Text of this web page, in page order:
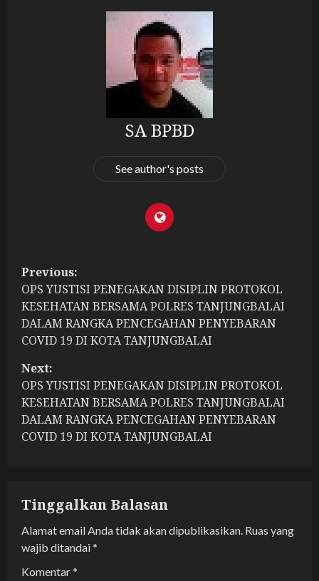
SA BPBD
See author's posts
P
o
s
t
n
a
v
g
a
t
Previous:
OPS YUSTISI PENEGAKAN DISIPLIN PROTOKOL
KESEHATAN BERSAMA POLRES TANJUNGBALAI
DALAM RANGKA PENCEGAHAN PENYEBARAN
COVID 19 DI KOTA TANJUNGBALAI
Next:
OPS YUSTISI PENEGAKAN DISIPLIN PROTOKOL
KESEHATAN BERSAMA POLRES TANJUNGBALAI
DALAM RANGKA PENCEGAHAN PENYEBARAN
COVID 19 DI KOTA TANJUNGBALAI
Tinggalkan Balasan
Alamat email Anda tidak akan dipublikasikan. Ruas yang
wajib ditandai*
Komentar*